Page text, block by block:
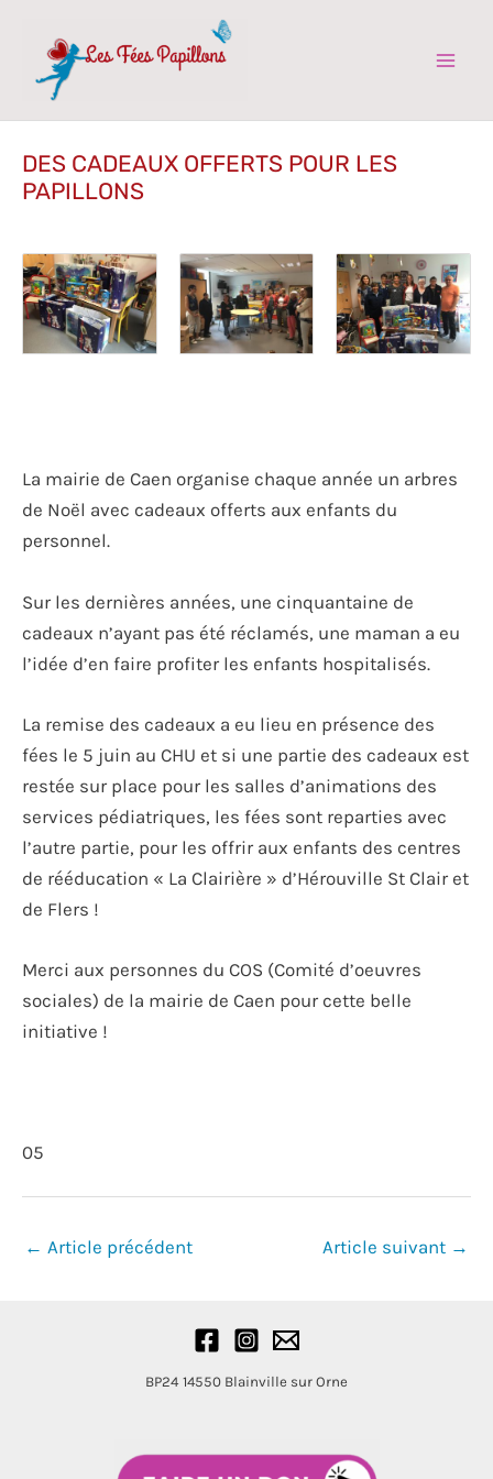
contenu
DES CADEAUX OFFERTS POUR LES
PAPILLONS
La mairie de Caen organise chaque année un arbres
de Noël avec cadeaux offerts aux enfants du
personnel.
Sur les dernières années, une cinquantaine de
cadeaux n’ayant pas été réclamés, une maman a eu
l’idée d’en faire profiter les enfants hospitalisés.
La remise des cadeaux a eu lieu en présence des
fées le 5 juin au CHU et si une partie des cadeaux est
restée sur place pour les salles d’animations des
services pédiatriques, les fées sont reparties avec
l’autre partie, pour les offrir aux enfants des centres
de rééducation « La Clairière » d’Hérouville St Clair et
de Flers !
Merci aux personnes du COS (Comité d’oeuvres
sociales) de la mairie de Caen pour cette belle
initiative !
05
Navigation
← Article précédent Article suivant →
BP24 14550 Blainville sur Orne